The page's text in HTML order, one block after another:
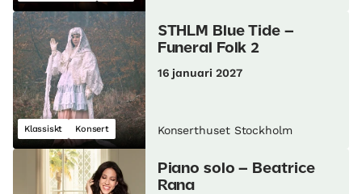
Klassiskt Konsert
STHLM Blue Tide –
Funeral Folk 2
16 januari 2027
Konserthuset Stockholm
Piano solo – Beatrice
Rana